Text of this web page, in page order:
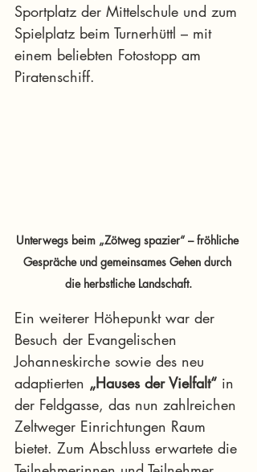
Sportplatz der Mittelschule und zum
Spielplatz beim Turnerhüttl – mit
einem beliebten Fotostopp am
Piratenschiff.
Unterwegs beim „Zötweg spazier“ – fröhliche
Gespräche und gemeinsames Gehen durch
die herbstliche Landschaft.
Ein weiterer Höhepunkt war der
Besuch der Evangelischen
Johanneskirche sowie des neu
adaptierten „Hauses der Vielfalt“ in
der Feldgasse, das nun zahlreichen
Zeltweger Einrichtungen Raum
bietet. Zum Abschluss erwartete die